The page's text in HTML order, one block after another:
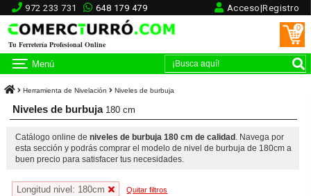
972 233 731 648 179 479 Acceso|Registro
Tu Ferretería Profesional Online
0
Menú
Herramienta de Nivelación Niveles de burbuja
Niveles de burbuja180 cm
Catálogo online de niveles de burbuja 180 cm de calidad . Navega por
esta sección y podrás comprar el modelo de nivel de burbuja de 180cm a
buen precio para satisfacer tus necesidades.
Longitud nivel: 180cm Quitar filtros